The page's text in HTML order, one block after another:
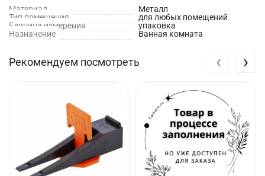
Материал
Металл
Тип помещения
для любых помещений
Единица измерения
упаковка
Назначение
Ванная комната
Рекомендуем посмотреть ‹ ›